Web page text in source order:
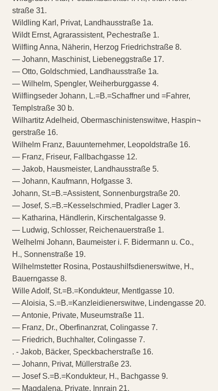
straße 31.
Wildling Karl, Privat, Landhausstraße 1a.
Wildt Ernst, Agrarassistent, Pechestraße 1.
Wilfling Anna, Näherin, Herzog Friedrichstraße 8.
— Johann, Maschinist, Liebeneggstraße 17.
— Otto, Goldschmied, Landhausstraße 1a.
— Wilhelm, Spengler, Weiherburggasse 4.
Wilflingseder Johann, L.=B.=Schaffner und =Fahrer,
Templstraße 30 b.
Wilhartitz Adelheid, Obermaschinistenswitwe, Haspin¬
gerstraße 16.
Wilhelm Franz, Bauunternehmer, Leopoldstraße 16.
— Franz, Friseur, Fallbachgasse 12.
— Jakob, Hausmeister, Landhausstraße 5.
— Johann, Kaufmann, Hofgasse 3.
Johann, St.=B.=Assistent, Sonnenburgstraße 20.
— Josef, S.=B.=Kesselschmied, Pradler Lager 3.
— Katharina, Händlerin, Kirschentalgasse 9.
— Ludwig, Schlosser, Reichenauerstraße 1.
Welhelmi Johann, Baumeister i. F. Bidermann u. Co.,
H., Sonnenstraße 19.
Wilhelmstetter Rosina, Postaushilfsdienerswitwe, H.,
Bauerngasse 8.
Wille Adolf, St.=B.=Kondukteur, Mentlgasse 10.
— Aloisia, S.=B.=Kanzleidienerswitwe, Lindengasse 20.
— Antonie, Private, Museumstraße 11.
— Franz, Dr., Oberfinanzrat, Colingasse 7.
— Friedrich, Buchhalter, Colingasse 7.
. - Jakob, Bäcker, Speckbacherstraße 16.
— Johann, Privat, Müllerstraße 23.
— Josef S.=B.=Kondukteur, H., Bachgasse 9.
— Magdalena, Private, Innrain 21.